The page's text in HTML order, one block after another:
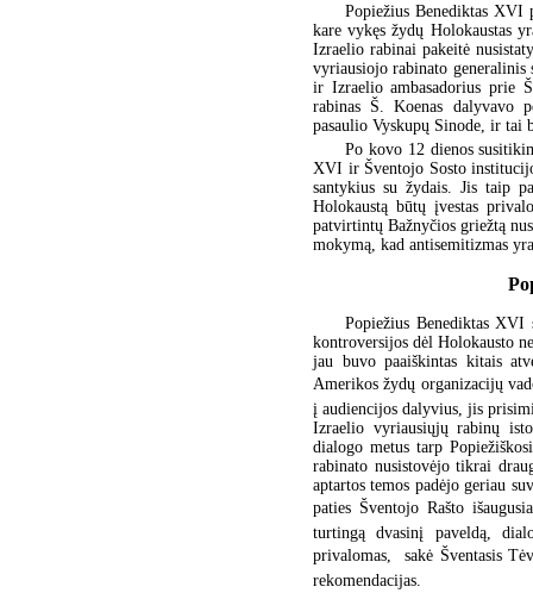
Popiežius Benediktas XVI
kare vykęs žydų Holokaustas
Izraelio rabinai pakeitė
vyriausiojo rabinato generalinis
ir Izraelio ambasadorius prie
rabinas Š. Koenas dalyvavo
pasaulio Vyskupų Sinode, ir
Po kovo 12 dienos
XVI ir Šventojo Sosto
santykius su žydais. Jis taip
Holokaustą būtų įvestas
patvirtintų Bažnyčios griežtą
mokymą, kad antisemitizmas
Popiežius Benediktas XVI
kontroversijos dėl Holokausto
jau buvo paaiškintas kitais
Amerikos žydų organizacijų
į audiencijos dalyvius, jis
Izraelio vyriausiųjų rabinų
dialogo metus tarp
rabinato nusistovėjo tikrai
aptartos temos padėjo geriau
paties Šventojo Rašto
turtingą dvasinį paveldą,
privalomas,  sakė Šventasis
rekomendacijas.